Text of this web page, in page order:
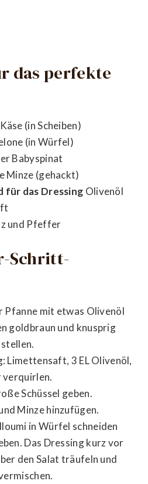
das perfekte
(in Scheiben)
(in Würfel)
Babyspinat
Minze (gehackt)
für das Dressing Olivenöl
und Pfeffer
Schritt-
Pfanne mit etwas Olivenöl
goldbraun und knusprig
Limettensaft, 3 EL Olivenöl,
verquirlen.
Schüssel geben.
Minze hinzufügen.
in Würfel schneiden
Das Dressing kurz vor
den Salat träufeln und